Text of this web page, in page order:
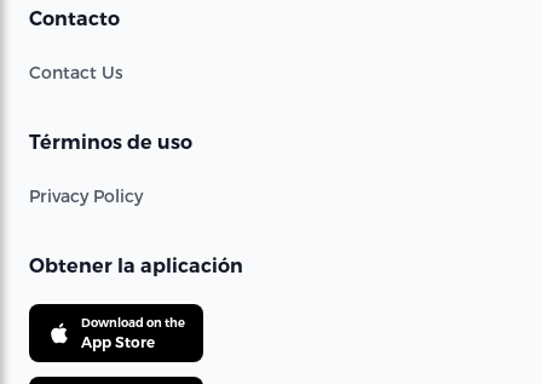
Contacto
Contact Us
Términos de uso
Privacy Policy
Obtener la aplicación
Download on the
App Store